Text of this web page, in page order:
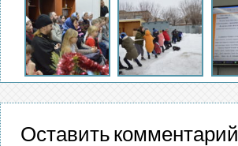
Оставить комментарий